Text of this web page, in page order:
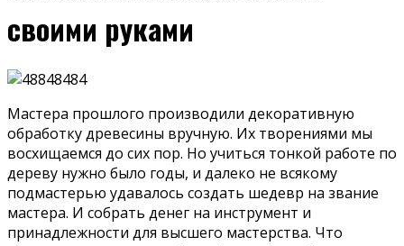
своими руками
Мастера прошлого производили декоративную
обработку древесины вручную. Их творениями мы
восхищаемся до сих пор. Но учиться тонкой работе по
дереву нужно было годы, и далеко не всякому
подмастерью удавалось создать шедевр на звание
мастера. И собрать денег на инструмент и
принадлежности для высшего мастерства. Что